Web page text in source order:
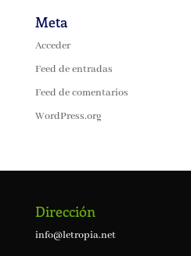
Meta
Acceder
Feed de entradas
Feed de comentarios
WordPress.org
Dirección
info@letropia.net